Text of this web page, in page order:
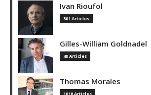
Ivan Rioufol
301 Articles
Gilles-William Goldnadel
40 Articles
Thomas Morales
1018 Articles